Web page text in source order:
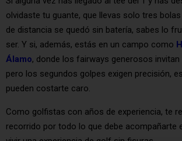
olvidaste tu guante, que llevas solo tres
de distancia se quedó sin batería, sabes lo
ser. Y si, además, estás en un campo como
Álamo, donde los fairways generosos invitan
pero los segundos golpes exigen precisión,
pueden costarte caro.
Como golfistas con años de experiencia, te
recorrido por todo lo que debe acompañarte